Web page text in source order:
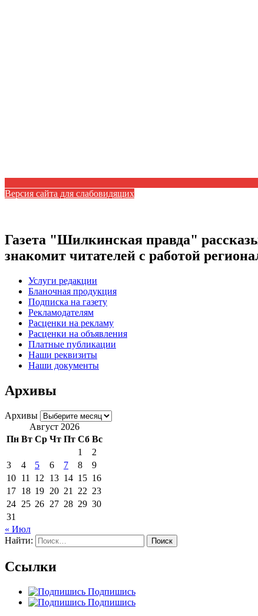
Версия сайта для слабовидящих
Газета "Шилкинская правда"
знакомит читателей с работой
Услуги редакции
Бланочная продукция
Подписка на газету
Рекламодателям
Расценки на рекламу
Расценки на объявления
Платные публикации
Наши реквизиты
Наши документы
Архивы
Архивы
Август 2026
Пн Вт Ср Чт Пт Сб Вс
1
2
3
4 5 6 7 8
9
10 11 12 13 14 15 16
17 18 19 20 21 22 23
24 25 26 27 28 29 30
31
« Июл
Найти:
Ссылки
Подпишись
Подпишись